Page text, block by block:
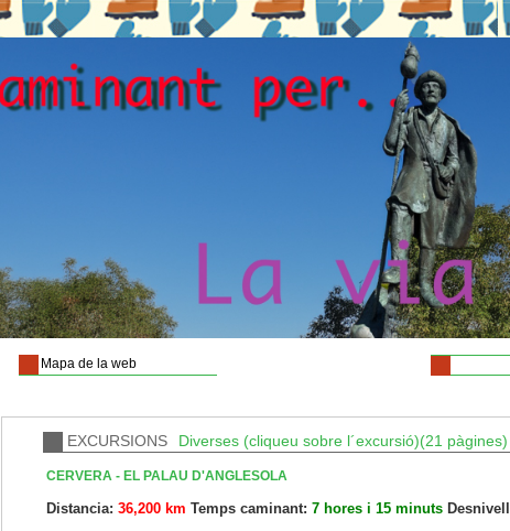
Mapa de la web
EXCURSIONS Diverses (cliqueu sobre l´excursió)(21 pàgines)
CERVERA - EL PALAU D'ANGLESOLA
Distancia: 36,200 km Temps caminant: 7 hores i 15 minuts